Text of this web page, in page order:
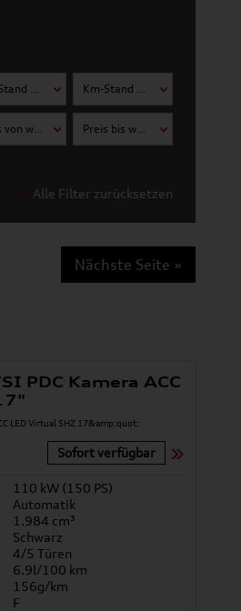
Preis bis wählen
Alle Filter zurücksetzen
Nächste Seite »
PDC Kamera ACC
Sofort verfügbar
110 kW (150 PS)
Automatik
1.984 cm³
Schwarz
4/5 Türen
6.9l/100 km
156g/km
F